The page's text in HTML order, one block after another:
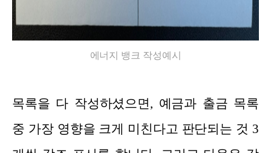
에너지 뱅크 작성예시
목록을 다 작성하셨으면, 예금과 출금 목록
중 가장 영향을 크게 미친다고 판단되는 것 3